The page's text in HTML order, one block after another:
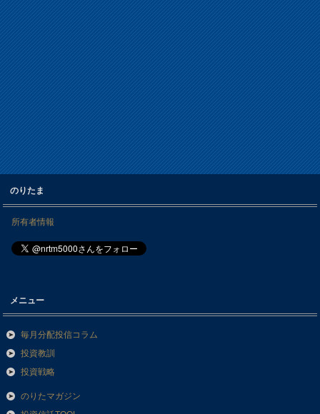
のりたま
所有者情報
メニュー
毎月分配投信コラム
投資教訓
投資戦略
のりたマガジン